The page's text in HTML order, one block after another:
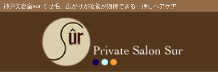
神戸美容室sur くせ毛、広がりが改善が期待できる一押しヘアケア